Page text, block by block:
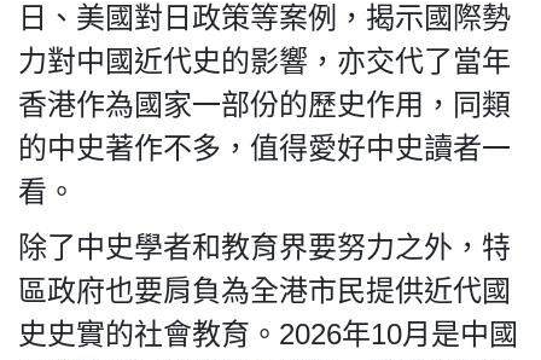
日、美國對日政策等案例，揭示國際勢
力對中國近代史的影響，亦交代了當年
香港作為國家一部份的歷史作用，同類
的中史著作不多，值得愛好中史讀者一
看。
除了中史學者和教育界要努力之外，特
區政府也要肩負為全港市民提供近代國
史史實的社會教育。2026年10月是中國